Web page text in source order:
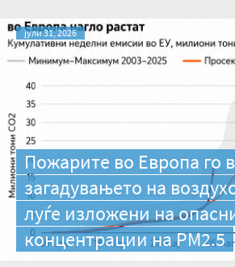
јули 31, 2026
Пожарите во Европа го
загадувањето на
луѓе изложени на
концентрации на PM2.5